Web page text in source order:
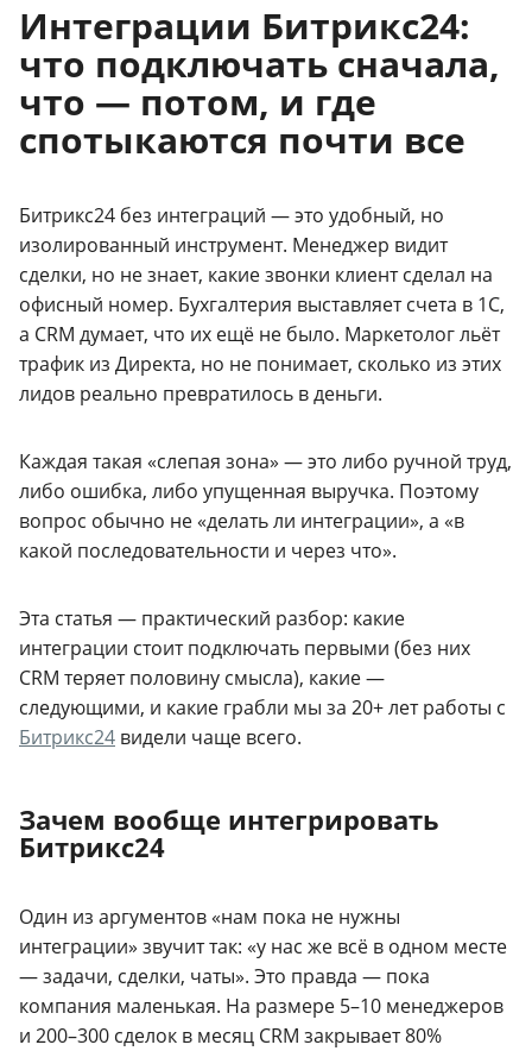
Интеграции Битрикс24:
что подключать сначала,
что — потом, и где
спотыкаются почти все
Битрикс24 без интеграций — это удобный, но
изолированный инструмент. Менеджер видит
сделки, но не знает, какие звонки клиент сделал на
офисный номер. Бухгалтерия выставляет счета в 1С,
а CRM думает, что их ещё не было. Маркетолог льёт
трафик из Директа, но не понимает, сколько из этих
лидов реально превратилось в деньги.
Каждая такая «слепая зона» — это либо ручной труд,
либо ошибка, либо упущенная выручка. Поэтому
вопрос обычно не «делать ли интеграции», а «в
какой последовательности и через что».
Эта статья — практический разбор: какие
интеграции стоит подключать первыми (без них
CRM теряет половину смысла), какие —
следующими, и какие грабли мы за 20+ лет работы с
Битрикс24 видели чаще всего.
Зачем вообще интегрировать
Битрикс24
Один из аргументов «нам пока не нужны
интеграции» звучит так: «у нас же всё в одном месте
— задачи, сделки, чаты». Это правда — пока
компания маленькая. На размере 5–10 менеджеров
и 200–300 сделок в месяц CRM закрывает 80%